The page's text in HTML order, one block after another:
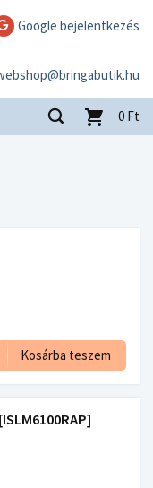
Google bejelentkezés
0 Ft
Kosárba teszem